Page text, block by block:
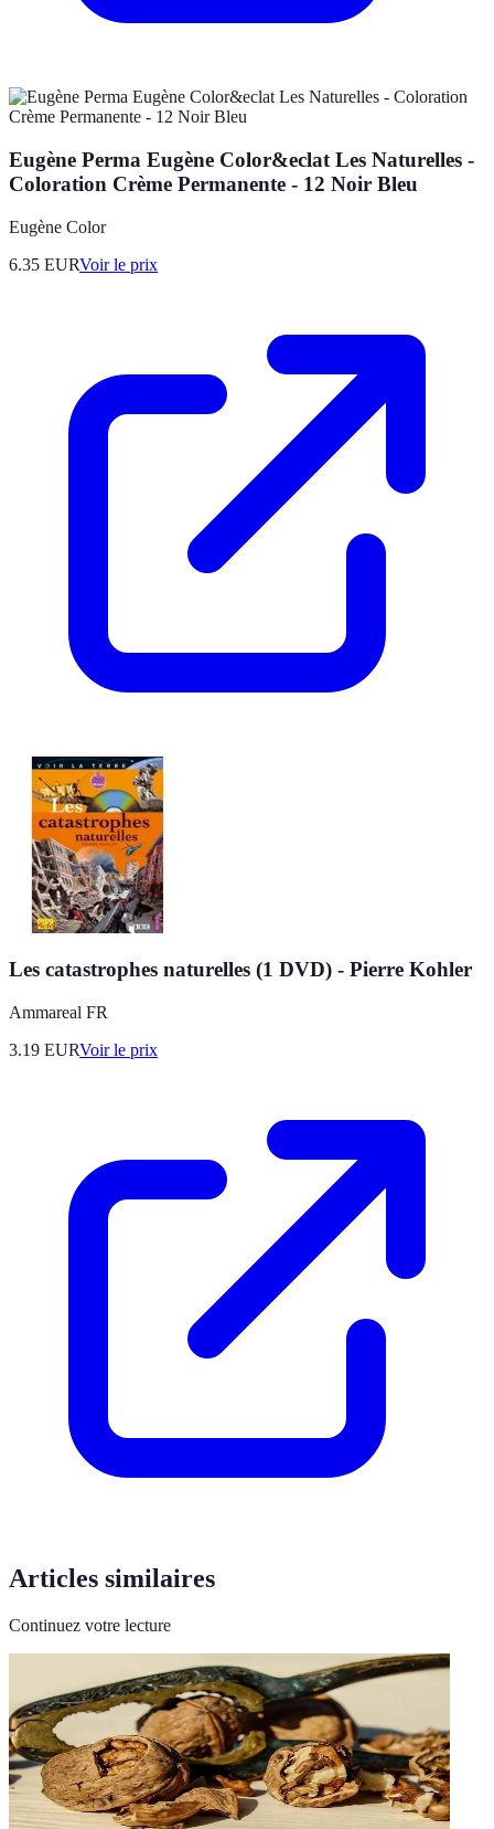
Eugène Perma Eugène Color&eclat Les Naturelles -
Coloration Crème Permanente - 12 Noir Bleu
Eugène Color
6.35 EURVoir le prix
Les catastrophes naturelles (1 DVD) - Pierre Kohler
Ammareal FR
3.19 EURVoir le prix
Articles similaires
Continuez votre lecture